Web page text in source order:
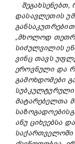
დასავლეთის
„მხოლოდ თეთრ
სიძულვილის
ვინც თავს
ეროვნული და
გამოხდომები
სუბკულტურული
მატარებელთა
ანუ ციხეებსა